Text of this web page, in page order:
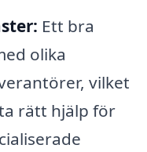
Ett bra
olika
vilket
rätt hjälp för